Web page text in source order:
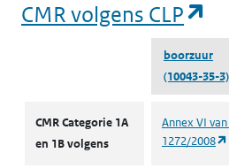
CMR volgens CLP
boorzuur
(10043-35-3)
CMR Categorie 1A
en 1B volgens
Annex VI
1272/2008